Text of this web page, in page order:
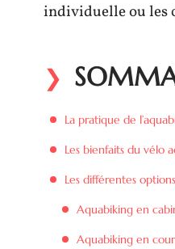
individuelle ou les
La pratique de
Les bienfaits du vélo
Les différentes
Aquabiking en
Aquabiking en